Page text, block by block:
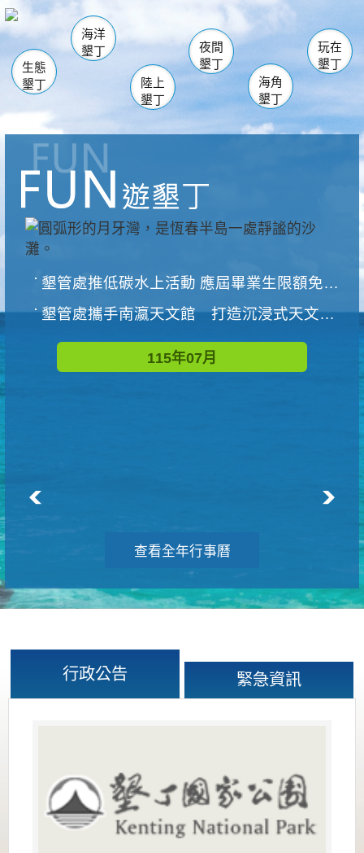
南仁湖
海生館
恆春 佳樂水
龍鑾潭自然中心 森林遊樂區
瓊麻館
關山 墾管處遊客中心
社頂公園 風吹沙
船帆石
白砂 龍磐公園
香蕉灣
砂島
鵝鑾鼻
生態
墾丁
海洋
墾丁
陸上
墾丁
夜間
墾丁
海角
墾丁
玩在
墾丁
墾管處推低碳水上活動 應屆畢業生限額免費參加
墾管處攜手南瀛天文館 打造沉浸式天文探索營隊
115年07月
查看全年行事曆
行政公告 緊急資訊